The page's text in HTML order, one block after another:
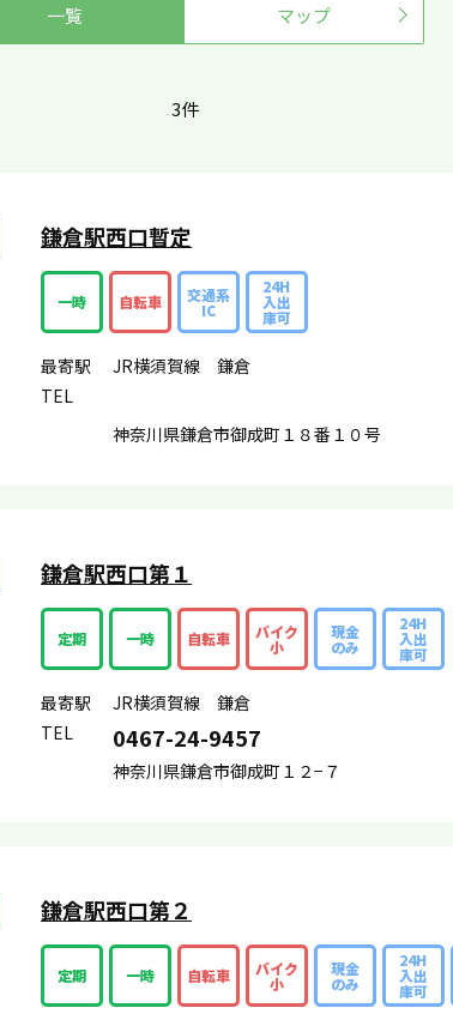
一覧 マップ
3件
鎌倉駅西口暫定
一時 自転車 交通系
IC
24H
入出
庫可
最寄駅
JR横須賀線 鎌倉
TEL
神奈川県鎌倉市御成町１８番１０号
鎌倉駅西口第１
定期 一時 自転車 バイク
小
現金
のみ
24H
入出
庫可
最寄駅
JR横須賀線 鎌倉
TEL
0467-24-9457
神奈川県鎌倉市御成町１２−７
鎌倉駅西口第２
定期 一時 自転車 バイク
小
現金
のみ
24H
入出
庫可